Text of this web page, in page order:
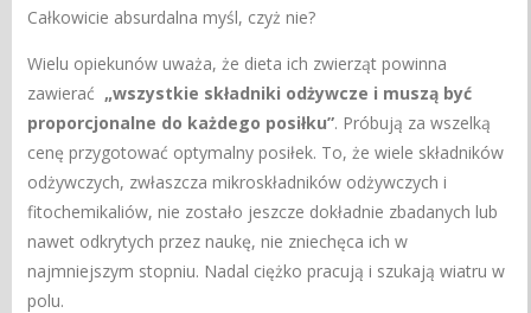
Całkowicie absurdalna myśl, czyż nie?
Wielu opiekunów uważa, że dieta ich zwierząt powinna
zawierać „wszystkie składniki odżywcze i muszą być
proporcjonalne do każdego posiłku”. Próbują za wszelką
cenę przygotować optymalny posiłek. To, że wiele składników
odżywczych, zwłaszcza mikroskładników odżywczych i
fitochemikaliów, nie zostało jeszcze dokładnie zbadanych lub
nawet odkrytych przez naukę, nie zniechęca ich w
najmniejszym stopniu. Nadal ciężko pracują i szukają wiatru w
polu.